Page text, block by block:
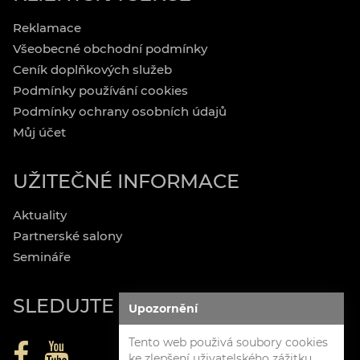
Reklamace
Všeobecné obchodní podmínky
Ceník doplňkových služeb
Podmínky používání cookies
Podmínky ochrany osobních údajů
Můj účet
UŽITEČNÉ INFORMACE
Aktuality
Partnerské salony
Semináře
SLEDUJTE NÁSUpozornění
Tento web použivá soubory cookies